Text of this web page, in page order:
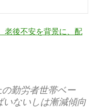
後不安を背景に、配
勤労者世帯ベー
ないしは漸減傾向